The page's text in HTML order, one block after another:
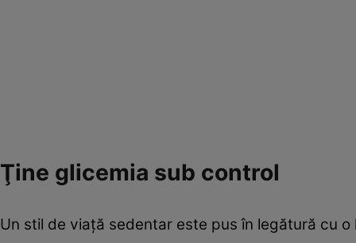
Ţine glicemia sub control
Un stil de viață sedentar este pus în legătură cu